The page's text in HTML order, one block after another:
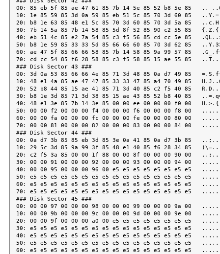
00: 85 eb 5f 85 ae 47 61 85 7b 14 5e 85 52 b8 5e 85
10: 1e 85 59 85 3d 0a 59 85 eb 51 5c 85 70 3d 60 85
20: b8 1e 63 85 48 e1 5c 85 70 3d 60 85 70 3d 5a 85
30: 7b 14 5a 85 7b 14 58 85 5d 8f 52 85 90 c2 55 85
40: eb 51 4c 85 e2 7a 54 85 c3 f5 56 85 cd cc 5e 85
50: b8 1e 59 85 33 33 5d 85 66 66 60 85 70 3d 62 85
60: ae 47 5f 85 66 66 58 85 7b 14 58 85 9a 99 57 85
70: cd cc 54 85 f6 28 58 85 c3 f5 58 85 15 ae 55 85
### Disk Sector 43 ###
00: 3d 0a 53 85 66 66 4e 85 71 3d 48 85 0a d7 49 85
10: 48 e1 4a 85 ae 47 47 85 33 33 47 85 a4 70 49 85
20: 52 b8 44 85 15 ae 41 85 71 3d 40 85 c2 f5 40 85
30: b8 1e 3d 85 71 3d 38 85 15 ae 43 85 52 b8 40 85
40: 48 e1 3e 85 7b 14 3e 85 00 00 ee 00 00 00 f0 00
50: 00 00 f2 00 00 00 f4 00 00 00 f6 00 00 00 f8 00
60: 00 00 fa 00 00 00 fc 00 00 00 fe 00 00 00 80 00
70: 00 00 81 00 00 00 82 00 00 00 83 00 00 00 84 00
### Disk Sector 44 ###
00: 0a d7 3b 85 85 eb 3d 85 3e 0a 41 85 0a d7 3b 85
10: 29 5c 3d 85 9a 99 3f 85 48 e1 40 85 f6 28 34 85
20: c2 f5 3a 85 00 00 1f 88 00 00 8f 00 00 00 90 00
30: 00 00 91 00 00 00 92 00 00 00 93 00 00 00 94 00
40: 00 00 95 00 00 00 96 00 e5 e5 e5 e5 e5 e5 e5 e5
50: e5 e5 e5 e5 e5 e5 e5 e5 e5 e5 e5 e5 e5 e5 e5 e5
60: e5 e5 e5 e5 e5 e5 e5 e5 e5 e5 e5 e5 e5 e5 e5 e5
70: e5 e5 e5 e5 e5 e5 e5 e5 e5 e5 e5 e5 e5 e5 e5 e5
### Disk Sector 45 ###
00: 00 00 97 00 00 00 98 00 00 00 99 00 00 00 9a 00
10: 00 00 9b 00 00 00 9c 00 00 00 9d 00 00 00 9e 00
20: 00 00 9f 00 00 00 a0 00 e5 e5 e5 e5 e5 e5 e5 e5
30: e5 e5 e5 e5 e5 e5 e5 e5 e5 e5 e5 e5 e5 e5 e5 e5
40: e5 e5 e5 e5 e5 e5 e5 e5 e5 e5 e5 e5 e5 e5 e5 e5
50: e5 e5 e5 e5 e5 e5 e5 e5 e5 e5 e5 e5 e5 e5 e5 e5
60: e5 e5 e5 e5 e5 e5 e5 e5 e5 e5 e5 e5 e5 e5 e5 e5